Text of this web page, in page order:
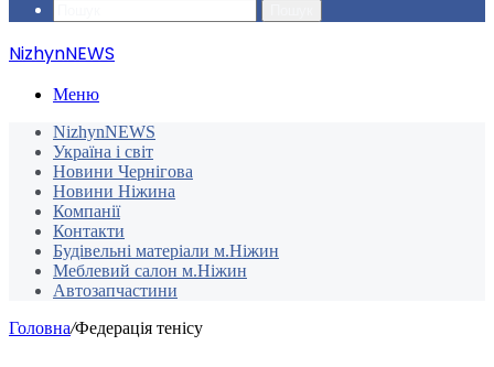
NizhynNEWS
Меню
NizhynNEWS
Україна і світ
Новини Чернігова
Новини Ніжина
Компанії
Контакти
Будівельні матеріали м.Ніжин
Меблевий салон м.Ніжин
Автозапчастини
Головна/Федерація тенісу